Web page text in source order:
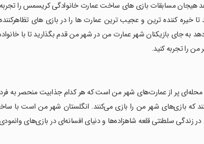
هیجان مسابقات بازی های ساخت عمارت خانوادگی کریسمس را تجربه
خیره کننده ترین و عجیب ترین عمارت ها را در بازی های
به جای بازیکنان شهر عمارت من در شهر من قدم بگذارید تا با
را تجربه کنید.
پر از عمارت‌های شهر من است که هر کدام جذابیت منحصر به فرد
که بازی‌های شهر من را بازی می‌کنند. انگلستان شهر من است با
سلطنتی قلعه شاهزاده‌ها و دنیای افسانه‌ای در بازی‌های